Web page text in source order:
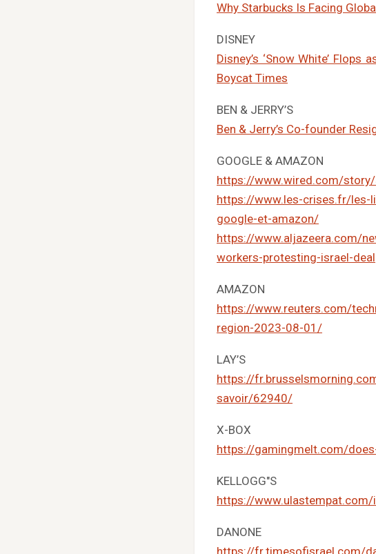
Why Starbucks Is Facing
DISNEY
Disney’s ‘Snow White’
Boycat Times
BEN & JERRY’S
Ben & Jerry’s Co-founder
GOOGLE & AMAZON
https://www.wired.com/
https://www.les-crises.fr/les-
google-et-amazon/
https://www.aljazeera.com/
workers-protesting-israel-deal
AMAZON
https://www.reuters.com/
region-2023-08-01/
LAY’S
https://
savoir/62940/
X-BOX
https://gamingmelt.com/
KELLOGG"S
https://
DANONE
https://fr.timesofisrael.com/